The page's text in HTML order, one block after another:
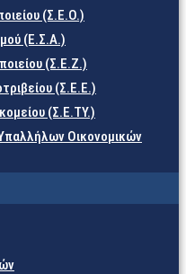
(Σ.Ε.Ο.)
(Ε.Σ.Α.)
(Σ.Ε.Ζ.)
(Σ.Ε.Ε.)
(Σ.Ε.TY.)
Οικονομικών